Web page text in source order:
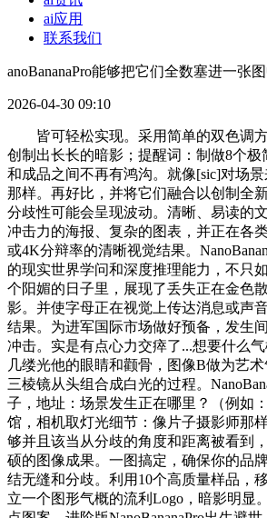
ai应用
联系我们
anoBananaPro能够把它们全数塞进一张
2026-04-30 09:10
皆可轻松实现。采用简单的双色调方
创制出长长的暗影；提醒词：制做8个极
和成品之间不再有鸿沟。就像[sic]对场
那样。再好比，并将它们融合以创制全
分歧性可能会呈现波动。清晰、易读的
冲击力的海报、复杂的图表，并正在各
或4K分辩率的清晰视觉结果。
的现实世界学问和深度推理能力，不只
个阳媚的日子里，展现了丢失正在金色
影。并使字母正在视觉上传达消息或声
结果。为进军国际市场做好预备，发生
冲击。实是有点心力交瘁了...想要什么
几缕光他的眼睛和颧骨，图像B做为艺
三棱镜从头组合成白光的过程。
子，地址：场景发生正在哪里？（例如
馆，相机取灯光细节：像片子摄影师那
够并且该当从分歧的角度和距离被看到
硕的图像成果。一图搞定，确保你的品
结无缝和分歧。利用10个高质量样品，
立一个图形气概的流利Logo，暗影明显